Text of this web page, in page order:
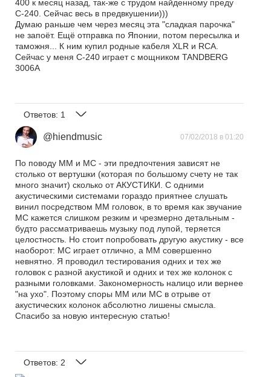
400 к месяц назад, так-же с трудом найденному преду
С-240. Сейчас весь в предвкушении)))
Думаю раньше чем через месяц эта "сладкая парочка"
не запоёт. Ещё отправка по Японии, потом пересылка и
таможня... К ним купил родные кабеля XLR и RCA.
Сейчас у меня C-240 играет с мощником TANDBERG
3006A
Ответов: 1
@hiendmusic 07/02/2018 в 01:20
По поводу ММ и МС - эти предпочтения зависят не
столько от вертушки (которая по большому счету не так
много значит) сколько от АКУСТИКИ. С одними
акустическими системами гораздо приятнее слушать
винил посредством ММ головок, в то время как звучание
МС кажется слишком резким и чрезмерно детальным -
будто рассматриваешь музыку под лупой, теряется
целостность. Но стоит попробовать другую акустику - все
наоборот: МС играет отлично, а ММ совершенно
невнятно. Я проводил тестирования одних и тех же
головок с разной акустикой и одних и тех же колонок с
разными головками. Закономерность налицо или вернее
"на ухо". Поэтому споры ММ или МС в отрыве от
акустических колонок абсолютно лишены смысла.
Спасибо за новую интересную статью!
Ответов: 2